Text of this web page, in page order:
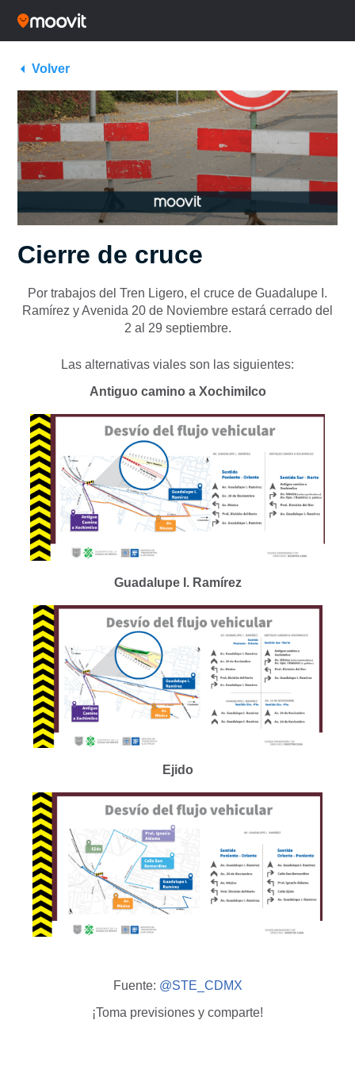
Volver
Cierre de cruce
Por trabajos del Tren Ligero, el cruce de Guadalupe I.
Ramírez y Avenida 20 de Noviembre estará cerrado del
2 al 29 septiembre.
Las alternativas viales son las siguientes:
Antiguo camino a Xochimilco
Guadalupe I. Ramírez
Ejido
Fuente: @STE_CDMX
¡Toma previsiones y comparte!